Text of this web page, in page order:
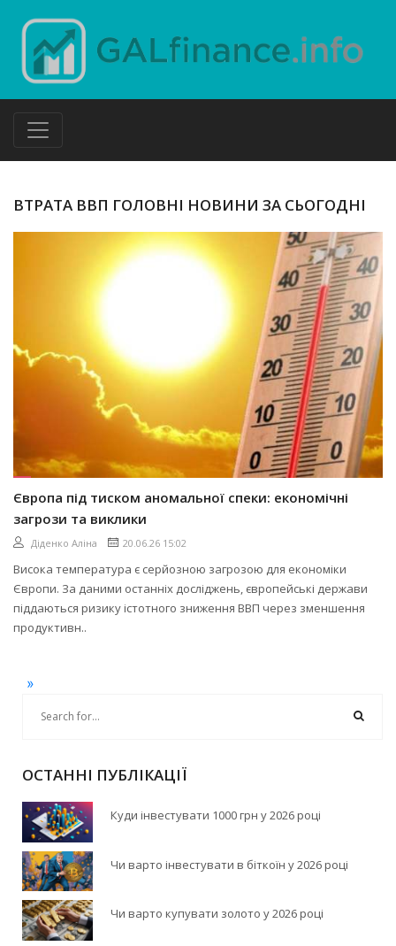
ВТРАТА ВВП ГОЛОВНІ НОВИНИ ЗА СЬОГОДНІ
Європа під тиском аномальної спеки: економічні
загрози та виклики
Діденко Аліна 20.06.26 15:02
Висока температура є серйозною загрозою для економіки
Європи. За даними останніх досліджень, європейські держави
піддаються ризику істотного зниження ВВП через зменшення
продуктивн..
»
ОСТАННІ ПУБЛІКАЦІЇ
Куди інвестувати 1000 грн у 2026 році
Чи варто інвестувати в біткоїн у 2026 році
Чи варто купувати золото у 2026 році